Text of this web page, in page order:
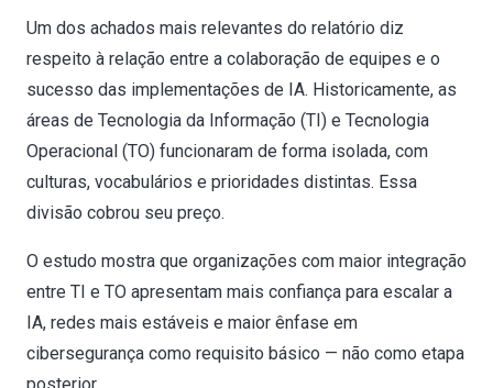
Um dos achados mais relevantes do relatório diz
respeito à relação entre a colaboração de equipes e o
sucesso das implementações de IA. Historicamente, as
áreas de Tecnologia da Informação (TI) e Tecnologia
Operacional (TO) funcionaram de forma isolada, com
culturas, vocabulários e prioridades distintas. Essa
divisão cobrou seu preço.
O estudo mostra que organizações com maior integração
entre TI e TO apresentam mais confiança para escalar a
IA, redes mais estáveis e maior ênfase em
cibersegurança como requisito básico — não como etapa